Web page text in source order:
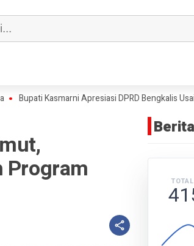
Kasmarni Apresiasi DPRD Bengkalis Usai
Program